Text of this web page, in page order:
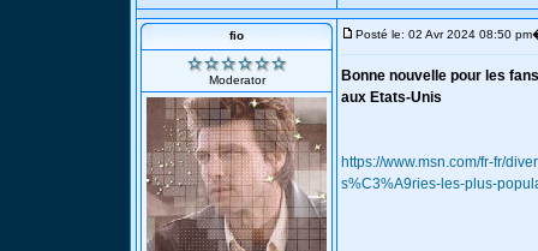
fio
Moderator
Posté le: 02 Avr 2024 08:50 pm
Bonne nouvelle pour les
aux Etats-Unis
https://www.msn.com/fr-fr/
s%C3%A9ries-les-plus-